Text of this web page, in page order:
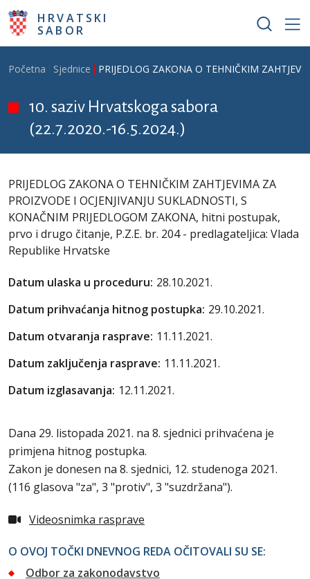
Skoči na glavni sadržaj
HRVATSKI
SABOR
Breadcrumb
Početna Sjednice PRIJEDLOG ZAKONA O TEHNIČKIM
10. saziv Hrvatskoga sabora
(22.7.2020.-16.5.2024.)
PRIJEDLOG ZAKONA O TEHNIČKIM ZAHTJEVIMA ZA
PROIZVODE I OCJENJIVANJU SUKLADNOSTI, S
KONAČNIM PRIJEDLOGOM ZAKONA, hitni postupak,
prvo i drugo čitanje, P.Z.E. br. 204 - predlagateljica: Vlada
Republike Hrvatske
Datum ulaska u proceduru: 28.10.2021.
Datum prihvaćanja hitnog postupka: 29.10.2021.
Datum otvaranja rasprave: 11.11.2021.
Datum zaključenja rasprave: 11.11.2021.
Datum izglasavanja: 12.11.2021.
Dana 29. listopada 2021. na 8. sjednici prihvaćena je
primjena hitnog postupka.
Zakon je donesen na 8. sjednici, 12. studenoga 2021.
(116 glasova "za", 3 "protiv", 3 "suzdržana").
Videosnimka rasprave
O OVOJ TOČKI DNEVNOG REDA OČITOVALI SU SE:
Odbor za zakonodavstvo